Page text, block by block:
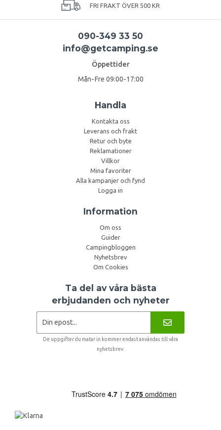
FRI FRAKT ÖVER 500 KR
090-349 33 50
info@getcamping.se
Öppettider
Mån-Fre 09:00-17:00
Handla
Kontakta oss
Leverans och frakt
Retur och byte
Reklamationer
Villkor
Mina favoriter
Alla kampanjer och fynd
Logga in
Information
Om oss
Guider
Campingbloggen
Nyhetsbrev
Om Cookies
Ta del av våra bästa
erbjudanden och nyheter
De uppgifter du matar in kommer endast användas till våra
nyhetsbrev.